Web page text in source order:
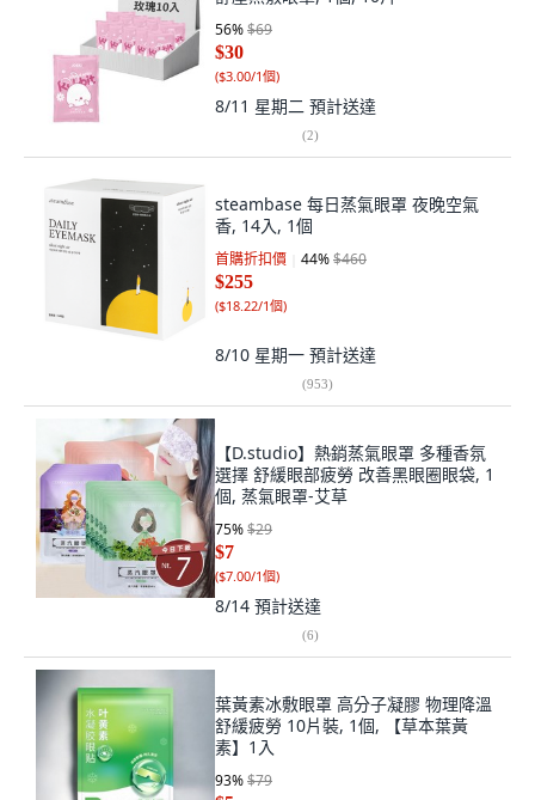
56%$69
$30
($3.00/1個)
8/11 星期二 預計送達
(2)
steambase 每日蒸氣眼罩 夜晚空氣
香, 14入, 1個
首購折扣價 44%$460
$255
($18.22/1個)
8/10 星期一 預計送達
(953)
【D.studio】熱銷蒸氣眼罩 多種香氛
選擇 舒緩眼部疲勞 改善黑眼圈眼袋, 1
個, 蒸氣眼罩-艾草
75%$29
$7
($7.00/1個)
8/14 預計送達
(6)
葉黃素冰敷眼罩 高分子凝膠 物理降溫
舒緩疲勞 10片裝, 1個, 【草本葉黃
素】1入
93%$79